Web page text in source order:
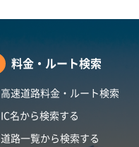
料金・ルート検索
高速道路料金・ルート検索
IC名から検索する
道路一覧から検索する